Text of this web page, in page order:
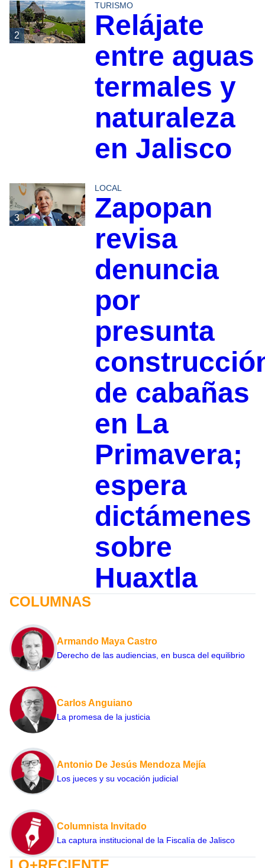
2
TURISMO
Relájate
entre aguas
termales y
naturaleza
en Jalisco
3
LOCAL
Zapopan
revisa
denuncia
por
presunta
de cabañas
en La
Primavera;
espera
dictámenes
sobre
Huaxtla
COLUMNAS
Armando Maya Castro
Derecho de las audiencias, en busca del equilibrio
Carlos Anguiano
La promesa de la justicia
Antonio De Jesús Mendoza Mejía
Los jueces y su vocación judicial
Columnista Invitado
La captura institucional de la Fiscalía de Jalisco